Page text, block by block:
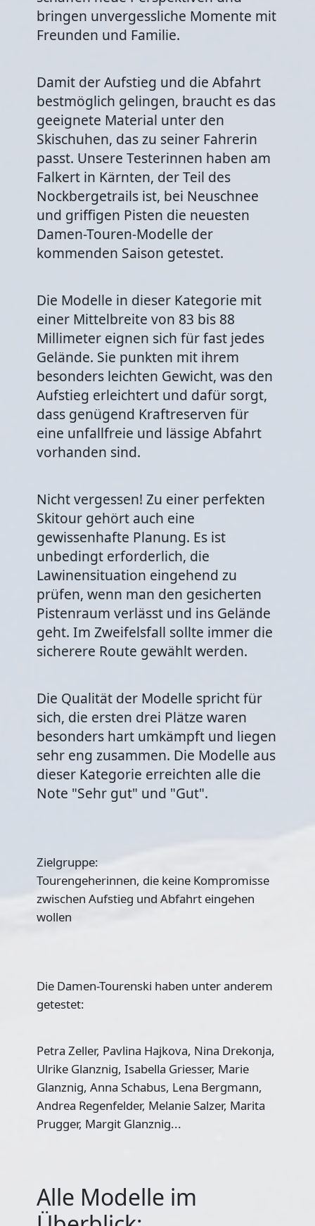
bringen unvergessliche Momente mit
Freunden und Familie.
Damit der Aufstieg und die Abfahrt
bestmöglich gelingen, braucht es das
geeignete Material unter den
Skischuhen, das zu seiner Fahrerin
passt. Unsere Testerinnen haben am
Falkert in Kärnten, der Teil des
Nockbergetrails ist, bei Neuschnee
und griffigen Pisten die neuesten
Damen-Touren-Modelle der
kommenden Saison getestet.
Die Modelle in dieser Kategorie mit
einer Mittelbreite von 83 bis 88
Millimeter eignen sich für fast jedes
Gelände. Sie punkten mit ihrem
besonders leichten Gewicht, was den
Aufstieg erleichtert und dafür sorgt,
dass genügend Kraftreserven für
eine unfallfreie und lässige Abfahrt
vorhanden sind.
Nicht vergessen! Zu einer perfekten
Skitour gehört auch eine
gewissenhafte Planung. Es ist
unbedingt erforderlich, die
Lawinensituation eingehend zu
prüfen, wenn man den gesicherten
Pistenraum verlässt und ins Gelände
geht. Im Zweifelsfall sollte immer die
sicherere Route gewählt werden.
Die Qualität der Modelle spricht für
sich, die ersten drei Plätze waren
besonders hart umkämpft und liegen
sehr eng zusammen. Die Modelle aus
dieser Kategorie erreichten alle die
Note "Sehr gut" und "Gut".
Zielgruppe:
Tourengeherinnen, die keine Kompromisse
zwischen Aufstieg und Abfahrt eingehen
wollen
Die Damen-Tourenski haben unter anderem
getestet:
Petra Zeller, Pavlina Hajkova, Nina Drekonja,
Ulrike Glanznig, Isabella Griesser, Marie
Glanznig, Anna Schabus, Lena Bergmann,
Andrea Regenfelder, Melanie Salzer, Marita
Prugger, Margit Glanznig...
Alle Modelle im